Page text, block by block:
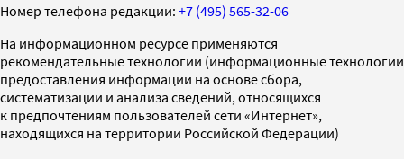
Номер телефона редакции: +7 (495) 565-32-06
На информационном ресурсе применяются
рекомендательные технологии (информационные технологии
предоставления информации на основе сбора,
систематизации и анализа сведений, относящихся
к предпочтениям пользователей сети «Интернет»,
находящихся на территории Российской Федерации)